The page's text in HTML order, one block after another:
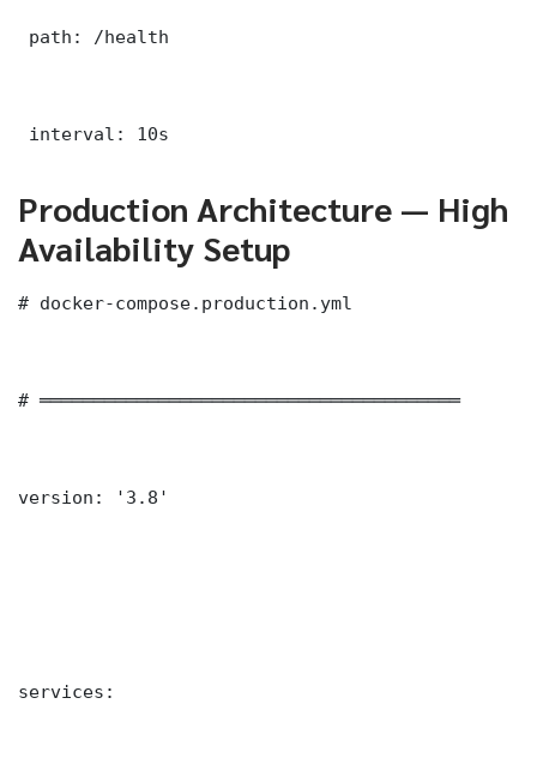
path: /health
interval: 10s
Production Architecture — High
Availability Setup
# docker-compose.production.yml
# ═══════════════════════════════════════
version: '3.8'
services: